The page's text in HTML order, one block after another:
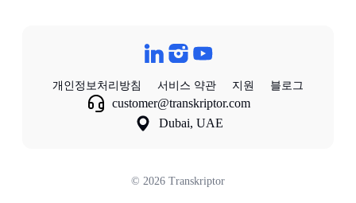
개인정보처리방침 서비스 약관 지원 블로그
customer@transkriptor.com
Dubai, UAE
© 2026 Transkriptor